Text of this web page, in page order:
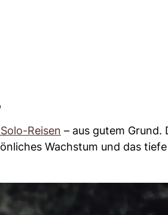
Reisen – aus gutem Grund.
Wachstum und das tiefe